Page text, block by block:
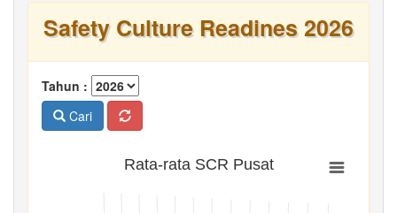
Safety Culture Readines 2026
Tahun :
Cari
Rata-rata SCR Pusat